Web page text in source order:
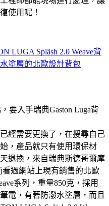
使用呢！
LUGA Spläsh 2.0 Weave背
塗層的北歐設計背包
要入手瑞典Gaston Luga背
經需要更換了，在搜尋自己
，產品就只有使用環保材
退換，來自瑞典斯德哥爾摩
過網站上現有銷售的北歐
系列，重量850克，採用
電，有著防潑水塗層，而且